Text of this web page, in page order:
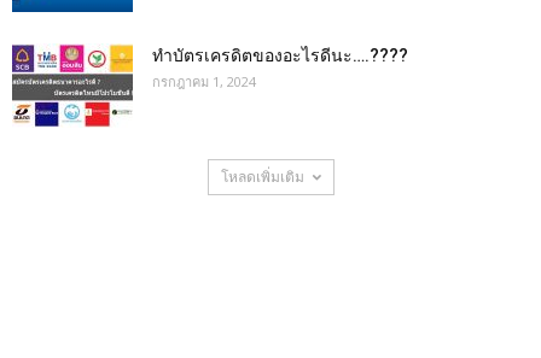
ทําบัตรเครดิตของอะไรดีนะ….????
กรกฎาคม 1, 2024
โหลดเพิ่มเติม